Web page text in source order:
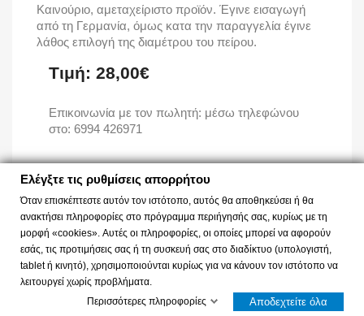
Καινούριο, αμεταχείριστο προϊόν. Έγινε εισαγωγή
από τη Γερμανία, όμως κατα την παραγγελία έγινε
λάθος επιλογή της διαμέτρου του πείρου.
Τιμή: 28,00€
Επικοινωνία με τον πωλητή: μέσω τηλεφώνου
στο: 6994 426971
Ελέγξτε τις ρυθμίσεις απορρήτου σας
© 2026 - Λογισμικό αναζήτησης του GreekNET24™
Ελέγξτε τις ρυθμίσεις απορρήτου
Όταν επισκέπτεστε αυτόν τον ιστότοπο, αυτός θα αποθηκεύσει ή θα
ανακτήσει πληροφορίες στο πρόγραμμα περιήγησής σας, κυρίως με τη
μορφή «cookies». Αυτές οι πληροφορίες, οι οποίες μπορεί να αφορούν
εσάς, τις προτιμήσεις σας ή τη συσκευή σας στο διαδίκτυο (υπολογιστή,
tablet ή κινητό), χρησιμοποιούνται κυρίως για να κάνουν τον ιστότοπο να
λειτουργεί χωρίς προβλήματα.
Περισσότερες πληροφορίες
Αποδεχτείτε όλα